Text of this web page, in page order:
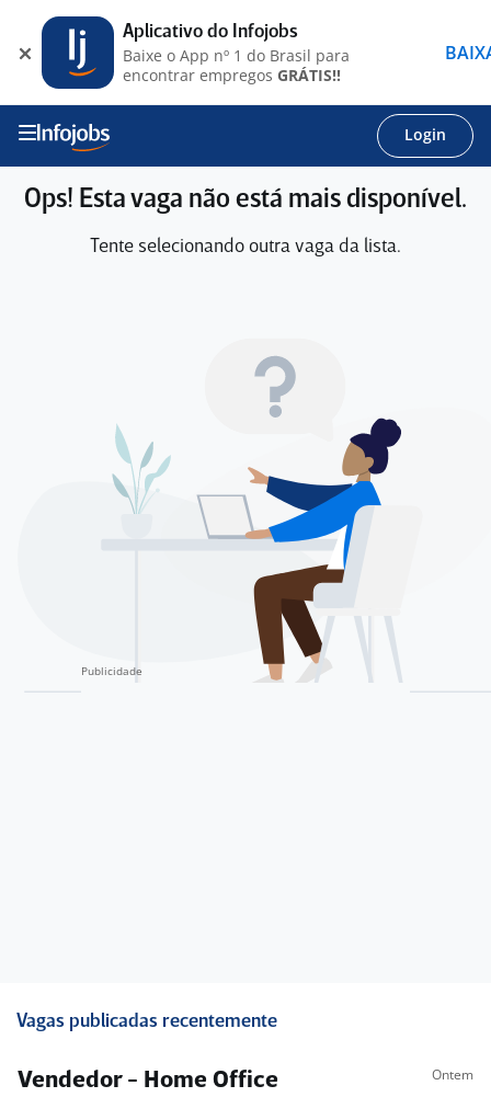
Login
Ops! Esta vaga não está mais disponível.
Tente selecionando outra vaga da lista.
Vagas publicadas recentemente
Vendedor - Home Office Ontem
Aplicativo do Infojobs
Baixe o App nº 1 do Brasil para
encontrar empregos GRÁTIS!!